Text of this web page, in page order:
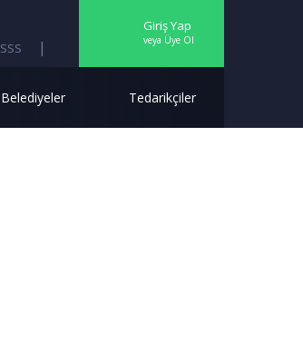
SSS |
Giriş Yap
veya Üye Ol
Belediyeler Tedarikçiler